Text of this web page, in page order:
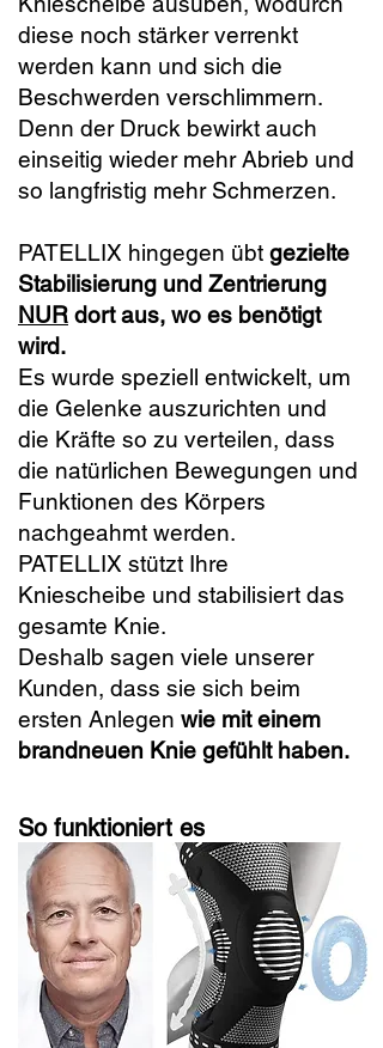
diese noch stärker verrenkt
werden kann und sich die
Beschwerden verschlimmern.
Denn der Druck bewirkt auch
einseitig wieder mehr Abrieb und
so langfristig mehr Schmerzen.
PATELLIX hingegen übt gezielte
Stabilisierung und Zentrierung
NUR dort aus, wo es benötigt
wird.
Es wurde speziell entwickelt, um
die Gelenke auszurichten und
die Kräfte so zu verteilen, dass
die natürlichen Bewegungen und
Funktionen des Körpers
nachgeahmt werden.
PATELLIX stützt Ihre
Kniescheibe und stabilisiert das
gesamte Knie.
Deshalb sagen viele unserer
Kunden, dass sie sich beim
ersten Anlegen wie mit einem
brandneuen Knie gefühlt haben.
So funktioniert es